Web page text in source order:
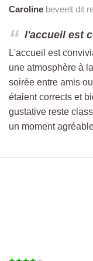
Caroline beveelt dit
l'accueil est
L'accueil est
une atmosphère à
soirée entre amis
étaient corrects et
gustative reste
un moment